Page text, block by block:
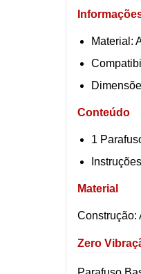
Material:
Conteúdo
1
Material
Construção:
Zero